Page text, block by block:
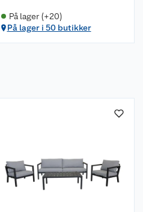
På lager (+20)
På lager i 50 butikker